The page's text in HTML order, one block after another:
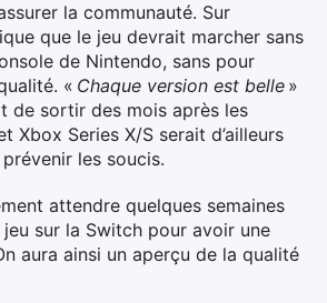
la communauté. Sur
que le jeu devrait marcher sans
de Nintendo, sans pour
« Chaque version est belle »
de sortir des mois après les
Xbox Series X/S serait d’ailleurs
les soucis.
attendre quelques semaines
sur la Switch pour avoir une
aura ainsi un aperçu de la qualité